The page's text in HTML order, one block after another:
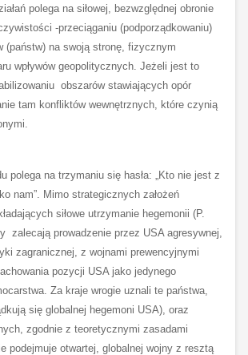
polega na siłowej, bezwzględnej obronie
-przeciąganiu (podporządkowaniu)
(państw) na swoją stronę, fizycznym
wpływów geopolitycznych. Jeżeli jest to
obszarów stawiających opór
tam konfliktów wewnętrznych, które czynią
polega na trzymaniu się hasła: „Kto nie jest z
nam”. Mimo strategicznych założeń
siłowe utrzymanie hegemonii (P.
zalecają prowadzenie przez USA agresywnej,
zagranicznej, z wojnami prewencyjnymi
pozycji USA jako jedynego
Za kraje wrogie uznali te państwa,
się globalnej hegemoni USA), oraz
zgodnie z teoretycznymi zasadami
podejmuje otwartej, globalnej wojny z resztą